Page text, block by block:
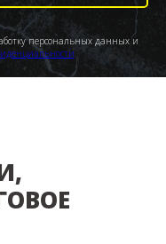
персональных данных и